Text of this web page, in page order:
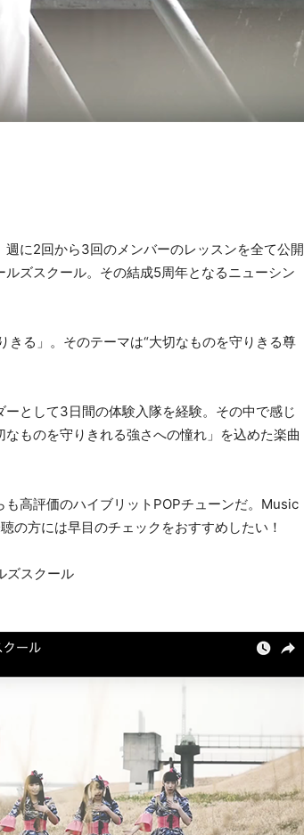
週に2回から3回のメンバーのレッスンを全て公開
ズスクール。その結成5周年となるニューシン
る」。そのテーマは“大切なものを守りきる尊
として3日間の体験入隊を経験。その中で感じ
ものを守りきれる強さへの憧れ」を込めた楽曲
高評価のハイブリットPOPチューンだ。Music
の方には早目のチェックをおすすめしたい！
ズスクール